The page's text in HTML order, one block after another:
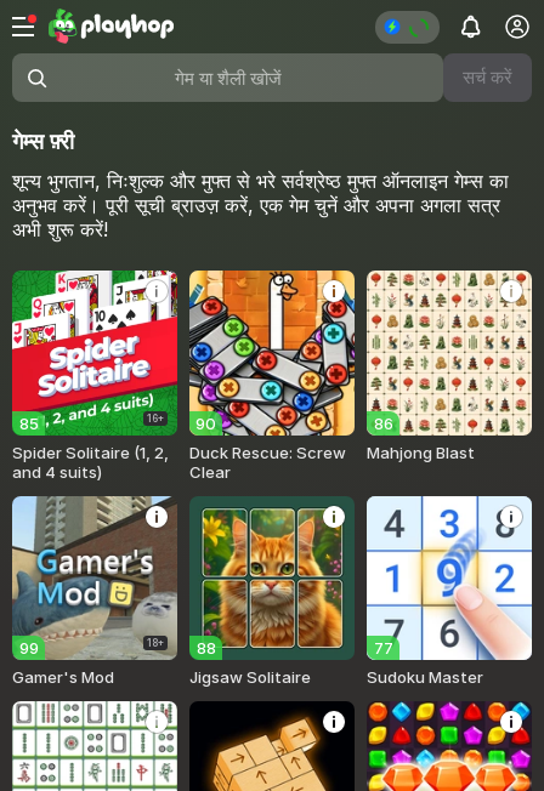
गेम या शैली खोजें सर्च करें
गेम्स फ़्री
शून्य भुगतान, निःशुल्क और मुफ्त से भरे सर्वश्रेष्ठ मुफ्त ऑनलाइन गेम्स का
अनुभव करें। पूरी सूची ब्राउज़ करें, एक गेम चुनें और अपना अगला सत्र
अभी शुरू करें!
85 16+
Spider Solitaire (1, 2,
and 4 suits)
90
Duck Rescue: Screw
Clear
86
Mahjong Blast
99 18+
Gamer's Mod
88
Jigsaw Solitaire
77
Sudoku Master